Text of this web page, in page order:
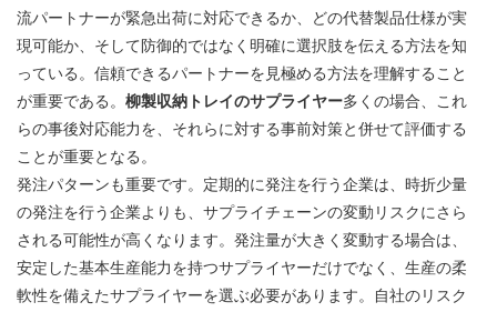
流パートナーが緊急出荷に対応できるか、どの代替製品仕様が実
現可能か、そして防御的ではなく明確に選択肢を伝える方法を知
っている。信頼できるパートナーを見極める方法を理解すること
が重要である。 柳製収納トレイのサプライヤー多くの場合、これ
らの事後対応能力を、それらに対する事前対策と併せて評価する
ことが重要となる。
発注パターンも重要です。定期的に発注を行う企業は、時折少量
の発注を行う企業よりも、サプライチェーンの変動リスクにさら
される可能性が高くなります。発注量が大きく変動する場合は、
安定した基本生産能力を持つサプライヤーだけでなく、生産の柔
軟性を備えたサプライヤーを選ぶ必要があります。自社のリスク